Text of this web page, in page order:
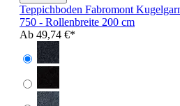
Teppichboden Fabromont
750 - Rollenbreite 200 cm
Ab 49,74 €*